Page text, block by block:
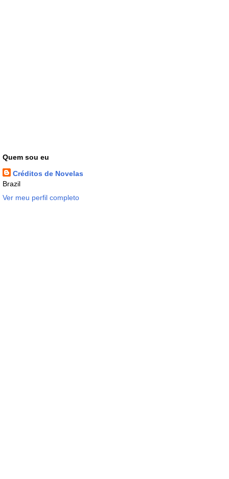
Quem sou eu
Créditos de Novelas
Brazil
Ver meu perfil completo